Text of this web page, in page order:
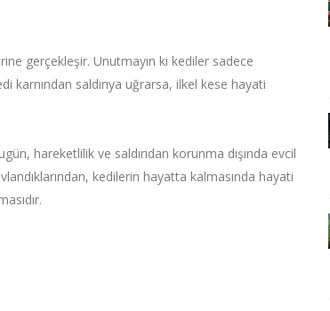
gerçekleşir. Unutmayın ki kediler sadece
karnından saldırıya uğrarsa, ilkel kese hayati
hareketlilik ve saldırıdan korunma dışında evcil
kedilerin hayatta kalmasında hayati